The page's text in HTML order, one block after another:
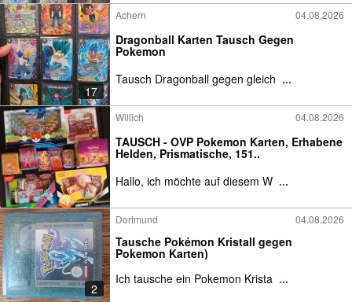
17
Achern 04.08.2026
Dragonball Karten Tausch Gegen
Pokemon
Tausch Dragonball gegen gleich ...
Willich 04.08.2026
TAUSCH - OVP Pokemon Karten, Erhabene
Helden, Prismatische, 151..
Hallo, ich möchte auf diesem W ...
2
Dortmund 04.08.2026
Tausche Pokémon Kristall gegen
Pokemon Karten)
Ich tausche ein Pokemon Krista ...